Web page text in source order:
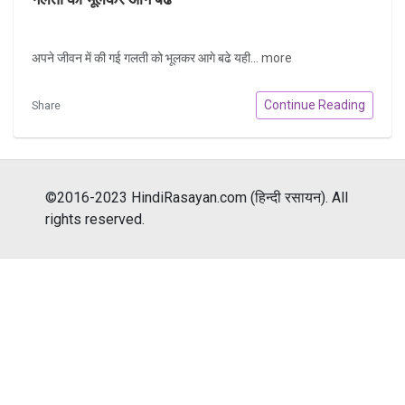
अपने जीवन में की गई गलती को भूलकर आगे बढे यही... more
Share Continue Reading
©2016-2023 HindiRasayan.com (हिन्दी रसायन). All
rights reserved.